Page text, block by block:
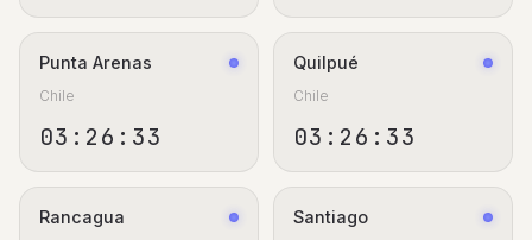
Punta Arenas
Chile
03:26:33
Quilpué
Chile
03:26:33
Rancagua Santiago